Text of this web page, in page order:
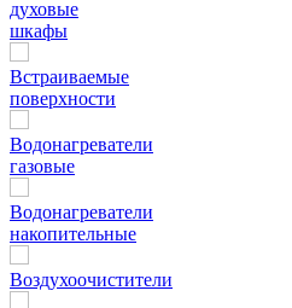
духовые
шкафы
Встраиваемые
поверхности
Водонагреватели
газовые
Водонагреватели
накопительные
Воздухоочистители